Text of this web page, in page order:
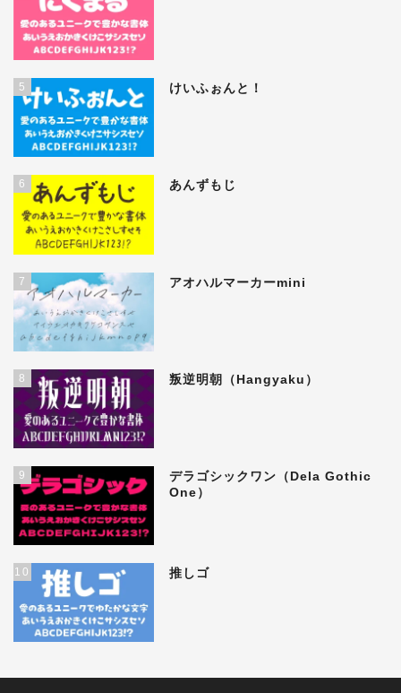
5 けいふぉんと！
6 あんずもじ
7 アオハルマーカーmini
8 叛逆明朝（Hangyaku）
9
デラゴシックワン（Dela Gothic
One）
10 推しゴ